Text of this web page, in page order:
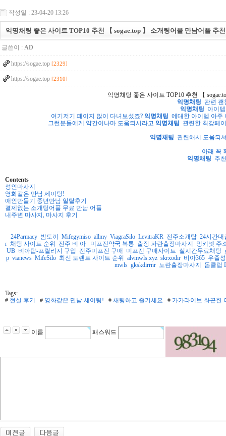
작성일 : 23-04-20 13:26
익명채팅 좋은 사이트 TOP10 추천 【 sogae.top 】 소개팅어플 만남어플 추
글쓴이 : AD
https://sogae.top [2329]
https://sogae.top [2310]
익명채팅 좋은 사이트 TOP10 추천 【
익명채팅 관련 괜
익명채팅 아이
여기저기 페이지 많이 다녀보셨죠? 익명채팅 에대한 아이템 아주
그런분들에게 약간이나마 도움되시라고 익명채팅 관련한 최강페
익명채팅 관련해서 도움되
아래 꼭
익명채팅 추
Contents
성인마사지
영화같은 만남 세이팅!
애인만들기 중년만남 일탈후기
결제없는 소개팅어플 무료 만남 어플
내주변 마사지, 마사지 후기
24Parmacy 밤토끼 Mifegymiso allmy ViagraSilo LevitraKR 전주소개탑 24시간대
r 채팅 사이트 순위 전주 비 아 미프진약국 복통 출장 파란출장마사지
밍키넷 주
UB 비아탑-프릴리지 구입 전주미프진 구매 미프진 구매사이트 실시간무료채팅
p vianews MifeSilo 최신 토렌트 사이트 순위 alvmwls.xyz skrxodir 비아365 우즐성
mwls gkskdirrnr 노란출장마사지 돔클럽
Tags:
# 현실 후기 # 영화같은 만남 세이팅! # 채팅하고 즐기세요 # 가가라이브 화끈한
이름 패스워드